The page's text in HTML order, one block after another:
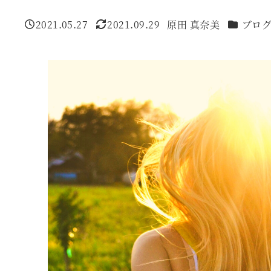
投稿日
2021.05.27
更新日
2021.09.29
著
原田 真奈美 カテゴリ
ブロ